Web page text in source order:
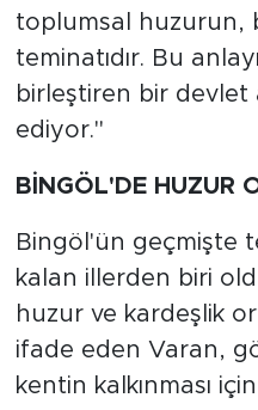
toplumsal huzurun,
teminatıdır. Bu
birleştiren bir devlet
ediyor."
BİNGÖL'DE HUZUR
Bingöl'ün geçmişte
kalan illerden biri
huzur ve kardeşlik
ifade eden Varan,
kentin kalkınması için